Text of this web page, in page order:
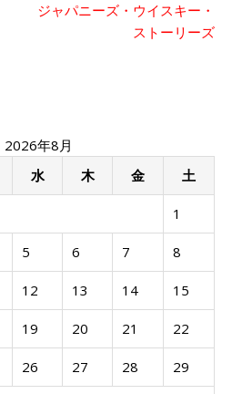
ジャパニーズ・ウイスキー・
ストーリーズ
2026年8月
水 木 金 土
1
5 6 7 8
12 13 14 15
19 20 21 22
26 27 28 29